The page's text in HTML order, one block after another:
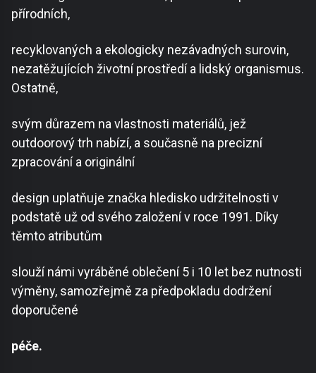
přírodních,
recyklovaných a ekologicky nezávadných surovin,
nezatěžujících životní prostředí a lidský organismus.
Ostatně,
svým důrazem na vlastnosti materiálů, jež
outdoorový trh nabízí, a současně na precizní
zpracování a originální
design uplatňuje značka hledisko udržitelnosti v
podstatě už od svého založení v roce 1991. Díky
těmto atributům
slouží námi vyráběné oblečení 5 i 10 let bez nutnosti
výměny, samozřejmě za předpokladu dodržení
doporučené
péče.